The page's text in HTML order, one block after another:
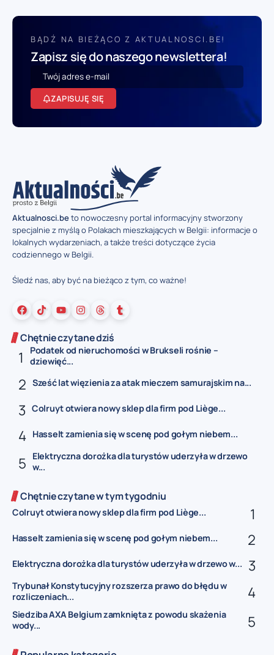
BĄDŹ NA BIEŻĄCO Z AKTUALNOSCI.BE!
Zapisz się do naszego newslettera!
ZAPISUJĘ SIĘ
Aktualnosci.beto nowoczesny portal informacyjny stworzony
specjalnie z myślą o Polakach mieszkających w Belgii: informacje o
lokalnych wydarzeniach, a także treści dotyczące życia
codziennego w Belgii.
Śledź nas, aby być na bieżąco z tym, co ważne!
Chętnie czytane dziś
Podatek od nieruchomości w Brukseli rośnie –
dziewięć...
Sześć lat więzienia za atak mieczem samurajskim na...
Colruyt otwiera nowy sklep dla firm pod Liège...
Hasselt zamienia się w scenę pod gołym niebem...
Elektryczna dorożka dla turystów uderzyła w drzewo
w...
Chętnie czytane w tym tygodniu
Colruyt otwiera nowy sklep dla firm pod Liège...
Hasselt zamienia się w scenę pod gołym niebem...
Elektryczna dorożka dla turystów uderzyła w drzewo w...
Trybunał Konstytucyjny rozszerza prawo do błędu w
rozliczeniach...
Siedziba AXA Belgium zamknięta z powodu skażenia
wody...